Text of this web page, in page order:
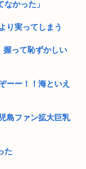
かった」
り実ってしまう
握って恥ずかしい
ーー！！海といえ
島ファン拡大巨乳
た